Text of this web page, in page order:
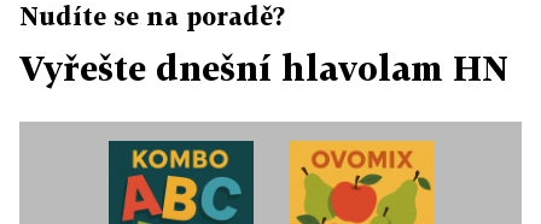
Nudíte se na poradě?
Vyřešte dnešní hlavolam HN